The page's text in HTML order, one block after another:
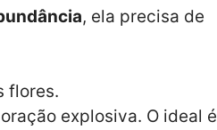
, ela precisa de
flores.
explosiva. O ideal é